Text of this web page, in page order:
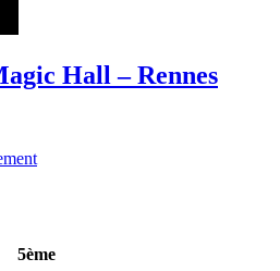
Hall – Rennes
5ème